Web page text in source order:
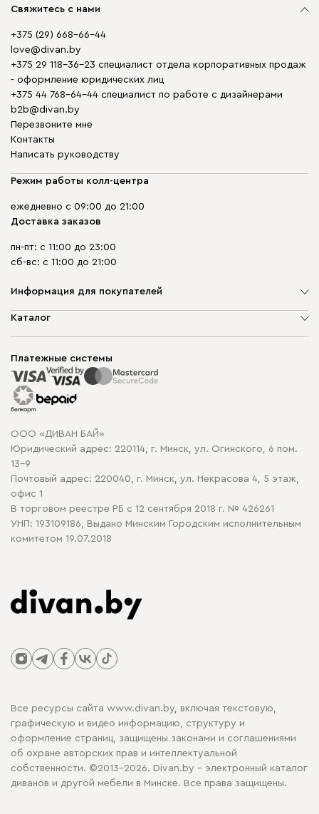
Свяжитесь с нами
+375 (29) 668-66-44
love@divan.by
+375 29 118-36-23 специалист отдела корпоративных продаж
- оформление юридических лиц
+375 44 768-64-44 специалист по работе с дизайнерами
b2b@divan.by
Перезвоните мне
Контакты
Написать руководству
Режим работы колл-центра
ежедневно с 09:00 до 21:00
Доставка заказов
пн-пт: с 11:00 до 23:00
сб-вс: с 11:00 до 21:00
Информация для покупателей
О компании
Способы оплаты
Рассрочка и кредит
Гарантия
Карта сайта
Политика конфиденциальности
Политика в отношении обработки cookie
Каталог
Корпусная мебель
Распродажа мебели
Платежные системы
ООО «ДИВАН БАЙ»
Юридический адрес: 220114, г. Минск, ул. Огинского, 6 пом.
13-9
Почтовый адрес: 220040, г. Минск, ул. Некрасова 4, 5 этаж,
офис 1
В торговом реестре РБ с 12 сентября 2018 г. № 426261
УНП: 193109186, Выдано Минским Городским исполнительным
комитетом 19.07.2018
Все ресурсы сайта www.divan.by, включая текстовую,
графическую и видео информацию, структуру и
оформление страниц, защищены законами и соглашениями
об охране авторских прав и интеллектуальной
собственности. ©2013-2026. Divan.by - электронный каталог
диванов и другой мебели в Минске. Все права защищены.